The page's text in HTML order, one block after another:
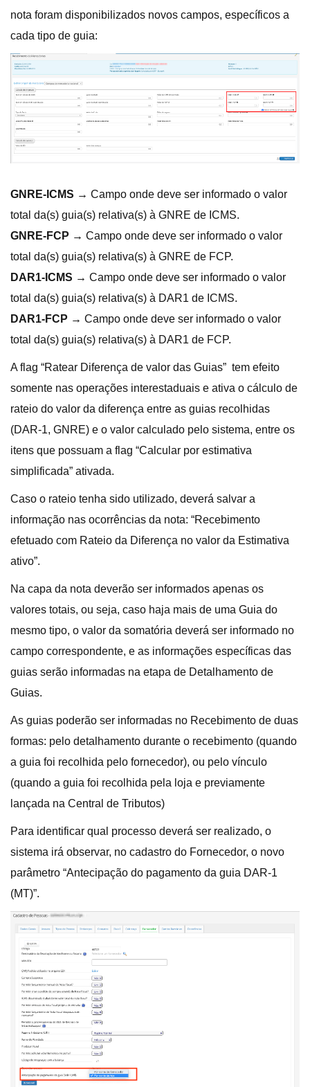
nota foram disponibilizados novos campos, específicos a
cada tipo de guia:
GNRE-ICMS → Campo onde deve ser informado o valor
total da(s) guia(s) relativa(s) à GNRE de ICMS.
GNRE-FCP → Campo onde deve ser informado o valor
total da(s) guia(s) relativa(s) à GNRE de FCP.
DAR1-ICMS → Campo onde deve ser informado o valor
total da(s) guia(s) relativa(s) à DAR1 de ICMS.
DAR1-FCP → Campo onde deve ser informado o valor
total da(s) guia(s) relativa(s) à DAR1 de FCP.
A flag “Ratear Diferença de valor das Guias” tem efeito
somente nas operações interestaduais e ativa o cálculo de
rateio do valor da diferença entre as guias recolhidas
(DAR-1, GNRE) e o valor calculado pelo sistema, entre os
itens que possuam a flag “Calcular por estimativa
simplificada” ativada.
Caso o rateio tenha sido utilizado, deverá salvar a
informação nas ocorrências da nota: “Recebimento
efetuado com Rateio da Diferença no valor da Estimativa
ativo”.
Na capa da nota deverão ser informados apenas os
valores totais, ou seja, caso haja mais de uma Guia do
mesmo tipo, o valor da somatória deverá ser informado no
campo correspondente, e as informações específicas das
guias serão informadas na etapa de Detalhamento de
Guias.
As guias poderão ser informadas no Recebimento de duas
formas: pelo detalhamento durante o recebimento (quando
a guia foi recolhida pelo fornecedor), ou pelo vínculo
(quando a guia foi recolhida pela loja e previamente
lançada na Central de Tributos)
Para identificar qual processo deverá ser realizado, o
sistema irá observar, no cadastro do Fornecedor, o novo
parâmetro “Antecipação do pagamento da guia DAR-1
(MT)”.